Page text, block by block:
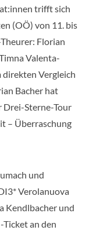
trifft sich
(OÖ) von 11. bis
Florian
Valenta-
Vergleich
Bacher hat
Drei-Sterne-Tour
– Überraschung
und
Verolanuova
Kendlbacher und
an den